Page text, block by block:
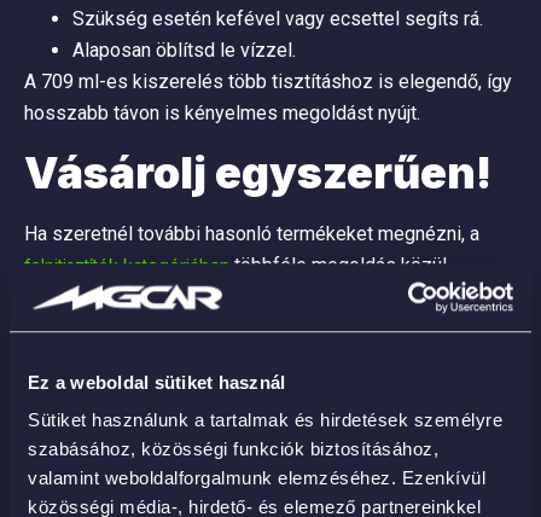
Ez a weboldal sütiket használ
Sütiket használunk a tartalmak és hirdetések személyre
szabásához, közösségi funkciók biztosításához,
valamint weboldalforgalmunk elemzéséhez. Ezenkívül
közösségi média-, hirdető- és elemező partnereinkkel
Szükség esetén kefével vagy ecsettel segíts rá.
Alaposan öblítsd le vízzel.
A 709 ml-es kiszerelés több tisztításhoz is elegendő, így
hosszabb távon is kényelmes megoldást nyújt.
Vásárolj egyszerűen!
Ha szeretnél további hasonló termékeket megnézni, a
felnitisztítók kategóriában többféle megoldás közül
választhatsz.
kompromisszum kérdése, válaszd a G180124 – Ultimate
All Wheel Cleaner Iron Remover – pH-semleges
felnitisztítót, és élvezd a látványos eredményt már az
első használat után.